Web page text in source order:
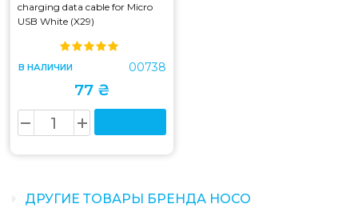
charging data cable for Micro
USB White (X29)
В НАЛИЧИИ 00738
77 ₴
ДРУГИЕ ТОВАРЫ БРЕНДА HOCO